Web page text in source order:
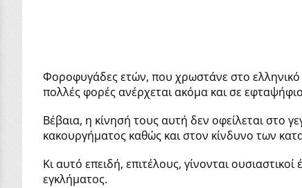
Φοροφυγάδες ετών, που χρωστάνε στο
πολλές φορές ανέρχεται ακόμα και σε
Βέβαια, η κίνησή τους αυτή δεν οφείλεται στο
κακουργήματος καθώς και στον κίνδυνο των
Κι αυτό επειδή, επιτέλους, γίνονται
εγκλήματος.